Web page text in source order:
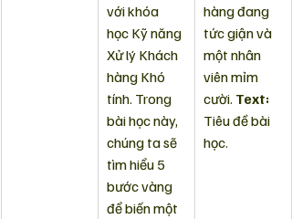
với khóa
học Kỹ năng
Xử lý Khách
hàng Khó
tính. Trong
bài học này,
chúng ta sẽ
tìm hiểu 5
bước vàng
để biến một
hàng đang
tức giận và
một nhân
viên mỉm
cười. Text:
Tiêu đề bài
học.